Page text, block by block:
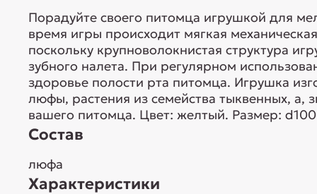
Порадуйте своего питомца игрушкой для
время игры происходит мягкая
поскольку крупноволокнистая структура
зубного налета. При регулярном
здоровье полости рта питомца. Игрушка
люфы, растения из семейства тыквенных, а,
вашего питомца. Цвет: желтый. Размер:
Состав
люфа
Характеристики